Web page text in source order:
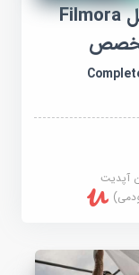
آموزش Megacourse کامل Filmora